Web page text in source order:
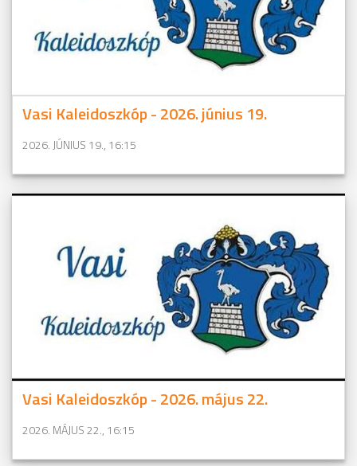
Vasi Kaleidoszkóp - 2026. június 19.
2026. JÚNIUS 19., 16:15
Vasi Kaleidoszkóp - 2026. május 22.
2026. MÁJUS 22., 16:15